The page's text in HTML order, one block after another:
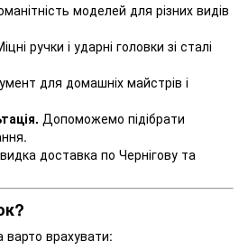
моделей для різних видів
ручки і ударні головки зі сталі
для домашніх майстрів і
Допоможемо підібрати
доставка по Чернігову та
варто врахувати: